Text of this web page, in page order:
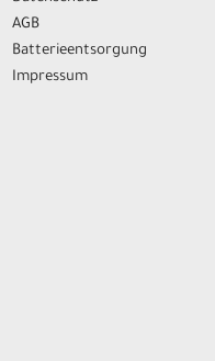
AGB
Batterieentsorgung
Impressum